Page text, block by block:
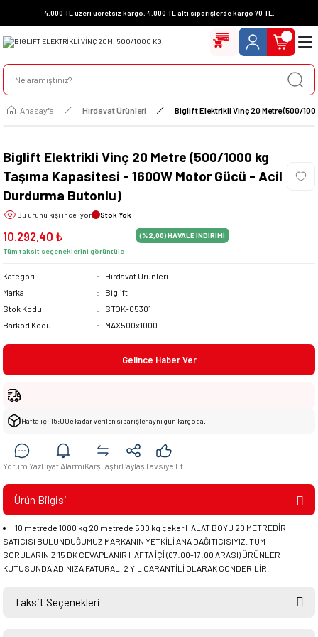
4.000 TL üzeri ücretsiz kargo, 4.000 TL altı siparişlerde kargo 70 TL.
Anasayfa Hırdavat Ürünleri Biglift Elektrikli Vinç 20 Metre (500/
Biglift Elektrikli Vinç 20 Metre (500/1000 kg
Taşıma Kapasitesi - 1600W Motor Gücü - Acil
Durdurma Butonlu)
Bu ürünü kişi inceliyor Stok Yok
10.292,40 ₺
Tüm taksit seçeneklerini görüntüle
(%2,00)HAVALE İNDİRİMİ
Kategori
Hırdavat Ürünleri
Marka
Biglift
Stok Kodu
STOK-05301
Barkod Kodu
MAX500x1000
Gelince Haber Ver
Hafta içi 15:00’e kadar verilen siparişler aynı gün kargoda.
Yorum YazFiyat AlarmıKarşılaştırPaylaşTavsiye Et
Ürün Bilgisi
10 metrede 1000 kg 20 metrede 500 kg çeker HALAT BOYU 20 METREDİR
SATICISI BULUNDUĞUMUZ MARKANIN YETKİLİ ANA DAĞITICISIYIZ. TÜM
SORULARINIZ 15 DK CEVAPLANIR HAFTA İÇİ (07:00-17:00 ARASI) ÜRÜNLER
KUTUSUNDA ADINIZA FATURALI 2 YIL GARANTİLİ OLARAK GÖNDERİLİR.
Taksit Seçenekleri